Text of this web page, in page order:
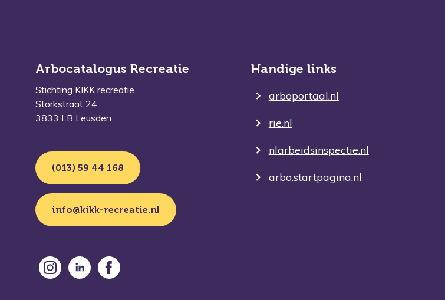
Arbocatalogus Recreatie
Stichting KIKK recreatie
Storkstraat 24
3833 LB Leusden
(013) 59 44 168
info@kikk-recreatie.nl
Handige links
arboportaal.nl
rie.nl
nlarbeidsinspectie.nl
arbo.startpagina.nl